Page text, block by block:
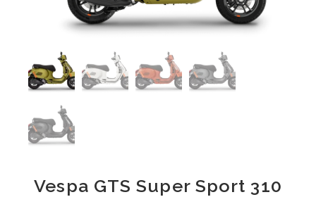
Vespa GTS Super Sport 310